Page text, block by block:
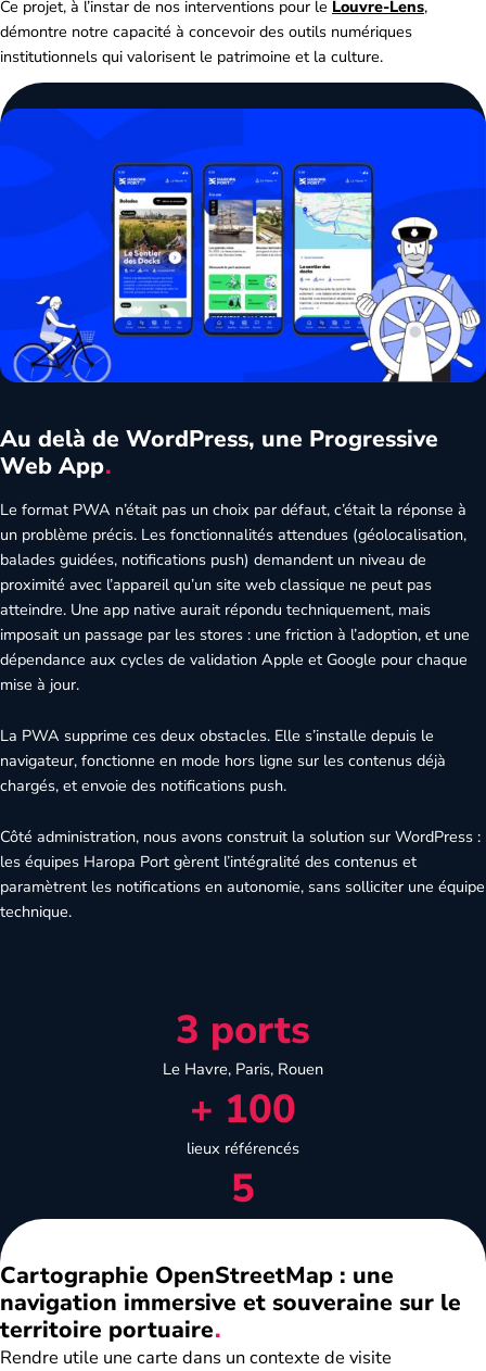
Ce projet, à l’instar de nos interventions pour le Louvre-Lens,
démontre notre capacité à concevoir des outils numériques
institutionnels qui valorisent le patrimoine et la culture.
Au delà de WordPress, une Progressive
Web App
Le format PWA n’était pas un choix par défaut, c’était la réponse à
un problème précis. Les fonctionnalités attendues (géolocalisation,
balades guidées, notifications push) demandent un niveau de
proximité avec l’appareil qu’un site web classique ne peut pas
atteindre. Une app native aurait répondu techniquement, mais
imposait un passage par les stores : une friction à l’adoption, et une
dépendance aux cycles de validation Apple et Google pour chaque
mise à jour.
La PWA supprime ces deux obstacles. Elle s’installe depuis le
navigateur, fonctionne en mode hors ligne sur les contenus déjà
chargés, et envoie des notifications push.
Côté administration, nous avons construit la solution sur WordPress :
les équipes Haropa Port gèrent l’intégralité des contenus et
paramètrent les notifications en autonomie, sans solliciter une équipe
technique.
3 3
ports
Le Havre, Paris, Rouen
+ 100
lieux référencés
5
Cartographie OpenStreetMap : une
navigation immersive et souveraine sur le
territoire portuaire
Rendre utile une carte dans un contexte de visite